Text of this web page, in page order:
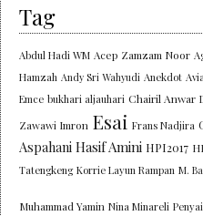
Tag
Abdul Hadi WM Acep Zamzam Noor
Hamzah Andy Sri Wahyudi Anekdot
Emce bukhari aljauhari Chairil Anwar
Zawawi Imron Esai Frans Nadjira
Aspahani Hasif Amini HPI2017
Tatengkeng Korrie Layun Rampan M.
Muhammad Yamin Nina Minareli